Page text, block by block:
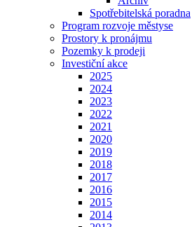
Spotřebitelská poradna
Program rozvoje městyse
Prostory k pronájmu
Pozemky k prodeji
Investiční akce
2025
2024
2023
2022
2021
2020
2019
2018
2017
2016
2015
2014